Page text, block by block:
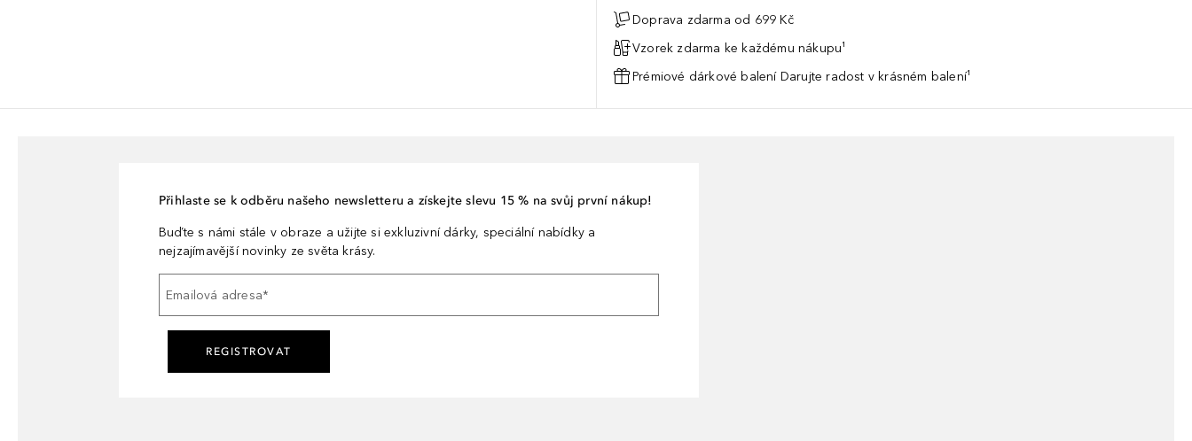
Doprava zdarma od 699 Kč
Vzorek zdarma ke každému nákupu¹
Prémiové dárkové balení Darujte radost v krásném balení¹
Přihlaste se k odběru našeho newsletteru a získejte slevu 15 % na svůj první nákup!
Buďte s námi stále v obraze a užijte si exkluzivní dárky, speciální nabídky a
nejzajímavější novinky ze světa krásy.
Emailová adresa*
REGISTROVAT